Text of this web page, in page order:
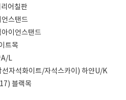
어칠판
스탠드
이언스탠드
트목
A/L
자석화이트/자석스카이) 하얀U/K
블랙목